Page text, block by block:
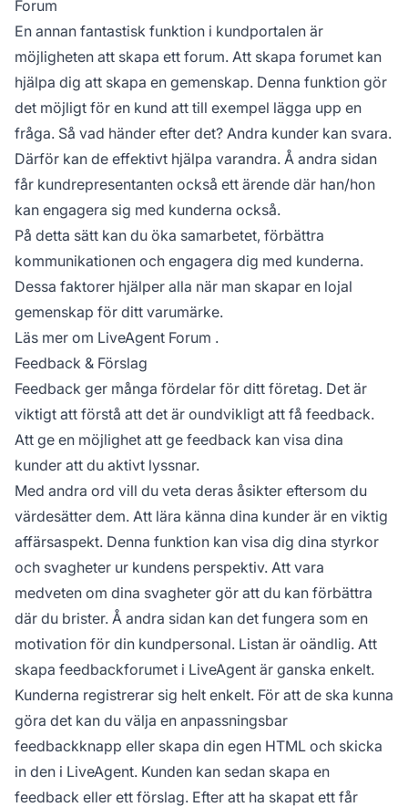
Forum
En annan fantastisk funktion i kundportalen är
möjligheten att skapa ett forum. Att skapa forumet kan
hjälpa dig att skapa en gemenskap. Denna funktion gör
det möjligt för en kund att till exempel lägga upp en
fråga. Så vad händer efter det? Andra kunder kan svara.
Därför kan de effektivt hjälpa varandra. Å andra sidan
får kundrepresentanten också ett ärende där han/hon
kan engagera sig med kunderna också.
På detta sätt kan du öka samarbetet, förbättra
kommunikationen och engagera dig med kunderna.
Dessa faktorer hjälper alla när man skapar en lojal
gemenskap för ditt varumärke.
Läs mer om LiveAgent Forum .
Feedback & Förslag
Feedback ger många fördelar för ditt företag. Det är
viktigt att förstå att det är oundvikligt att få feedback.
Att ge en möjlighet att ge feedback kan visa dina
kunder att du aktivt lyssnar.
Med andra ord vill du veta deras åsikter eftersom du
värdesätter dem. Att lära känna dina kunder är en viktig
affärsaspekt. Denna funktion kan visa dig dina styrkor
och svagheter ur kundens perspektiv. Att vara
medveten om dina svagheter gör att du kan förbättra
där du brister. Å andra sidan kan det fungera som en
motivation för din kundpersonal. Listan är oändlig. Att
skapa feedbackforumet i LiveAgent är ganska enkelt.
Kunderna registrerar sig helt enkelt. För att de ska kunna
göra det kan du välja en anpassningsbar
feedbackknapp eller skapa din egen HTML och skicka
in den i LiveAgent. Kunden kan sedan skapa en
feedback eller ett förslag. Efter att ha skapat ett får